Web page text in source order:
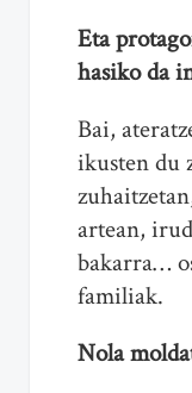
Eta
hasiko da
Bai,
ikusten du
artean,
bakarra…
familiak.
Nola